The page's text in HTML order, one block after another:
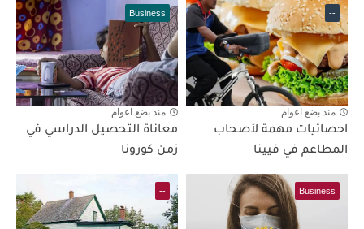
--
منذ بضع اعوام
احصائيات مهمة لأصحاب
المطاعم في فيينا
Business
منذ بضع اعوام
معاناة التحصيل الدراسي في
زمن كورونا
Business
--